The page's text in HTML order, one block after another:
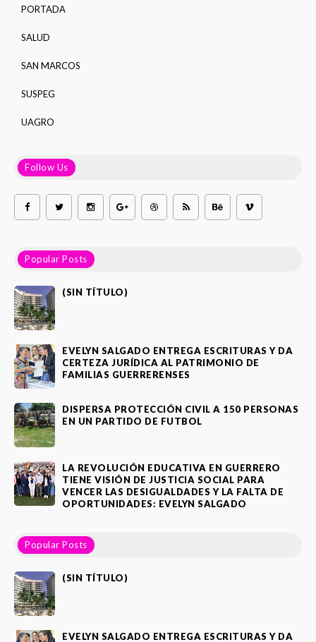
PORTADA
SALUD
SAN MARCOS
SUSPEG
UAGRO
Follow Us
Popular Posts
(SIN TÍTULO)
EVELYN SALGADO ENTREGA ESCRITURAS Y DA
CERTEZA JURÍDICA AL PATRIMONIO DE
FAMILIAS GUERRERENSES
DISPERSA PROTECCIÓN CIVIL A 150 PERSONAS
EN UN PARTIDO DE FUTBOL
LA REVOLUCIÓN EDUCATIVA EN GUERRERO
TIENE VISIÓN DE JUSTICIA SOCIAL PARA
VENCER LAS DESIGUALDADES Y LA FALTA DE
OPORTUNIDADES: EVELYN SALGADO
Popular Posts
(SIN TÍTULO)
EVELYN SALGADO ENTREGA ESCRITURAS Y DA